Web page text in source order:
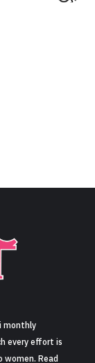
monthly
every effort is
Read